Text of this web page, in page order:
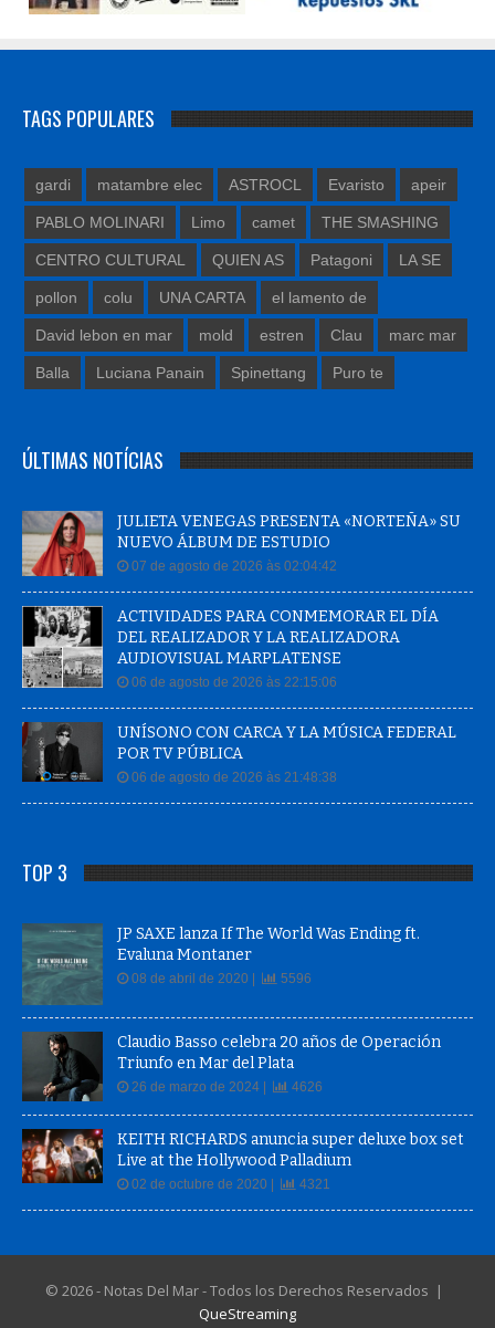
TAGS POPULARES
gardi matambre elec ASTROCL Evaristo apeir
PABLO MOLINARI Limo camet THE SMASHING
CENTRO CULTURAL QUIEN AS Patagoni LA SE
pollon colu UNA CARTA el lamento de
David lebon en mar mold estren Clau marc mar
Balla Luciana Panain Spinettang Puro te
ÚLTIMAS NOTÍCIAS
JULIETA VENEGAS PRESENTA «NORTEÑA» SU
NUEVO ÁLBUM DE ESTUDIO
07 de agosto de 2026 às 02:04:42
ACTIVIDADES PARA CONMEMORAR EL DÍA
DEL REALIZADOR Y LA REALIZADORA
AUDIOVISUAL MARPLATENSE
06 de agosto de 2026 às 22:15:06
UNÍSONO CON CARCA Y LA MÚSICA FEDERAL
POR TV PÚBLICA
06 de agosto de 2026 às 21:48:38
TOP 3
JP SAXE lanza If The World Was Ending ft.
Evaluna Montaner
08 de abril de 2020 | 5596
Claudio Basso celebra 20 años de Operación
Triunfo en Mar del Plata
26 de marzo de 2024 | 4626
KEITH RICHARDS anuncia super deluxe box set
Live at the Hollywood Palladium
02 de octubre de 2020 | 4321
© 2026 - Notas Del Mar - Todos los Derechos Reservados |
QueStreaming